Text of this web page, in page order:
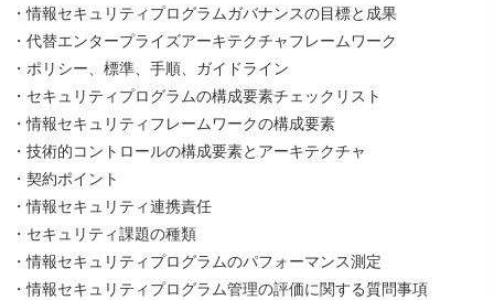
・情報セキュリティプログラムガバナンスの目標と成果
・代替エンタープライズアーキテクチャフレームワーク
・ポリシー、標準、手順、ガイドライン
・セキュリティプログラムの構成要素チェックリスト
・情報セキュリティフレームワークの構成要素
・技術的コントロールの構成要素とアーキテクチャ
・契約ポイント
・情報セキュリティ連携責任
・セキュリティ課題の種類
・情報セキュリティプログラムのパフォーマンス測定
・情報セキュリティプログラム管理の評価に関する質問事項